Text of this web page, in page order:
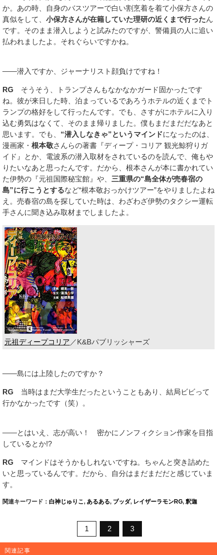
か。あの時、自身のバスツアーで白い割烹着を着て小保方さんの
真似をして、 小保方さんが在籍していた理研の近くまで行ったん
です。そのまま潜入しようと試みたのですが、警備員の人に追い
払われましたよ。それぐらいですかね。
――潜入ですか、ジャーナリスト顔負けですね！
RG そうそう、トランプさんもなかなかガード固かったです
ね。彼が来日した時、泊まっているであろうホテルの近くまでト
ランプの格好をして行ったんです。でも、さすがにホテルに入り
込む勇気はなくて、そのまま帰りました。僕もまだまだだなあと
思います。でも、 “潜入しなきゃ”というマインドになったのは、
漫画家・ 根本敬さんらの著書『ディープ・コリア 観光鯨狩りガ
イド』とか、電波系の潜入取材をされているのを読んで、俺もや
りたいなあと思ったんです。だから、根本さんが本に書かれてい
た伊勢の『元祖国際秘宝館』や、 三重県の“島全体が売春宿の
島”に行こうとするなど“根本敬おっかけツアー”をやりましたよね
え。売春宿の島を探していた時は、わざわざ伊勢のタクシー運転
手さんに聞き込み取材までしましたよ。
元祖ディープコリア ／K&Bパブリッシャーズ
――島には上陸したのですか？
RG 当時はまだ大学生だったということもあり、結局ビビって
行かなかったです（笑）。
――とはいえ、志が高い！ 密かにノンフィクション作家を目指
しているとか!?
RG マインドはそうかもしれないですね。ちゃんと突き詰めた
いと思っているんです。だから、自分はまだまだだと感じていま
す。
関連キーワード： 白神じゅりこ, あるある, ブッダ, レイザーラモンRG, 釈迦
1 2 3
関連記事